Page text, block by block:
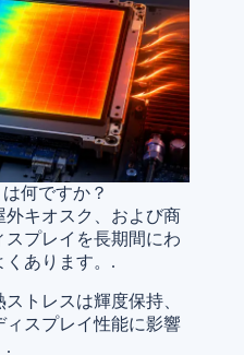
何ですか？
外キオスク、および商
プレイを長期間にわ
くあります。.
トレスは輝度保持、
スプレイ性能に影響
.